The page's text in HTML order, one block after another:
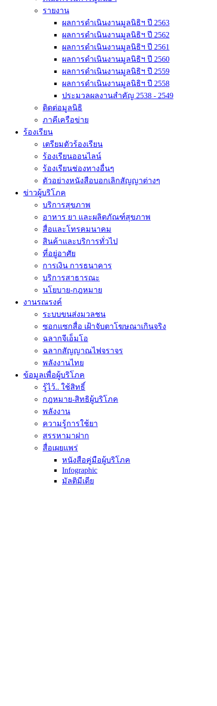
รายงาน
ผลการดำเนินงานมูลนิธิฯ ปี 2563
ผลการดำเนินงานมูลนิธิฯ ปี 2562
ผลการดำเนินงานมูลนิธิฯ ปี 2561
ผลการดำเนินงานมูลนิธิฯ ปี 2560
ผลการดำเนินงานมูลนิธิฯ ปี 2559
ผลการดำเนินงานมูลนิธิฯ ปี 2558
ประมวลผลงานสำคัญ 2538 - 2549
ติดต่อมูลนิธิ
ภาคีเครือข่าย
ร้องเรียน
เตรียมตัวร้องเรียน
ร้องเรียนออนไลน์
ร้องเรียนช่องทางอื่นๆ
ตัวอย่างหนังสือบอกเลิกสัญญาต่างๆ
ข่าวผู้บริโภค
บริการสุขภาพ
อาหาร ยา และผลิตภัณฑ์สุขภาพ
สื่อและโทรคมนาคม
สินค้าและบริการทั่วไป
ที่อยู่อาศัย
การเงิน การธนาคาร
บริการสาธารณะ
นโยบาย-กฎหมาย
งานรณรงค์
ระบบขนส่งมวลชน
ซอกแซกสื่อ เฝ้าจับตาโฆษณาเกินจริง
ฉลากจีเอ็มโอ
ฉลากสัญญาณไฟจราจร
พลังงานไทย
ข้อมูลเพื่อผู้บริโภค
รู้ไว้.. ใช้สิทธิ์
กฎหมาย-สิทธิผู้บริโภค
พลังงาน
ความรู้การใช้ยา
สรรหามาฝาก
สื่อเผยแพร่
หนังสือคู่มือผู้บริโภค
Infographic
มัลติมีเดีย